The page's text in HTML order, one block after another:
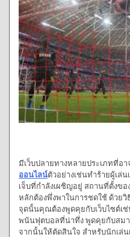
มีเว็บปลายทางหลายประเภทที่อา
ออนไลน์ตัวอย่างเช่นทำร้ายผู้เล่
เจ็บที่กำลังเผชิญอยู่ สถานที่ตั้งข
หลักต้องพึ่งพาในการชดใช้ ด้ว
จุดนั้นคุณต้องพูดคุยกับเว็บไซต์เ
พนันฟุตบอลที่น่าทึ่ง พูดคุยกับสมา
จากนั้นให้ตัดสินใจ สำหรับนักเ